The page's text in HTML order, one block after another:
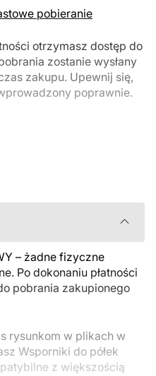
pobieranie
otrzymasz dostęp do
zostanie wysłany
zakupu. Upewnij się,
poprawnie.
ich pobraniu. Zalecamy
problemy z zamówieniem,
– żadne fizyczne
Po dokonaniu płatności
pobrania zakupionego
rysunkom w plikach w
Wsporniki do półek
z większością